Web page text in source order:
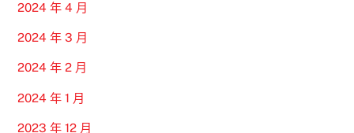
2024 年 4 月
2024 年 3 月
2024 年 2 月
2024 年 1 月
2023 年 12 月